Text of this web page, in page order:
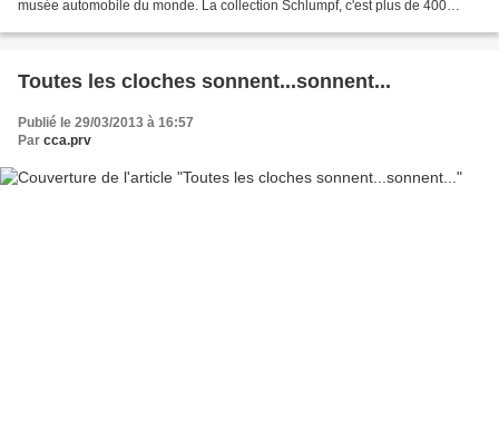
musée automobile du monde. La collection Schlumpf, c'est plus de 400
Toutes les cloches sonnent...sonnent...
Publié le 29/03/2013 à 16:57
Par cca.prv